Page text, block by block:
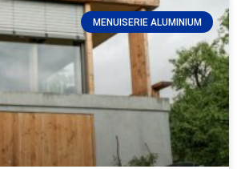
MENUISERIE ALUMINIUM